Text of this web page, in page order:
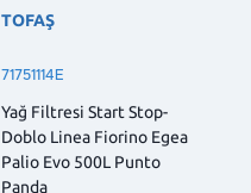
TOFAŞ
71751114E
Yağ Filtresi Start Stop-
Doblo Linea Fiorino Egea
Palio Evo 500L Punto
Panda